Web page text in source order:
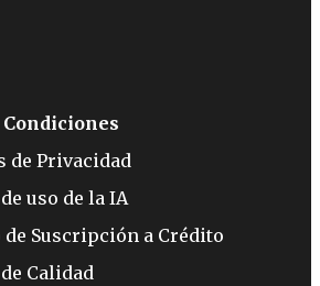
Condiciones
de Privacidad
uso de la IA
de Suscripción a Crédito
Calidad